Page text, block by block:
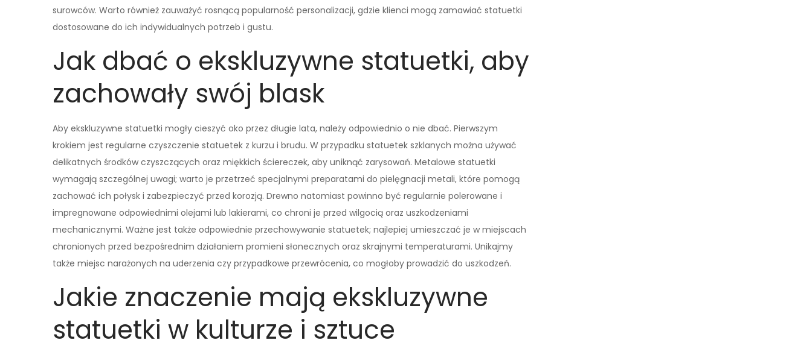
surowców. Warto również zauważyć rosnącą popularność personalizacji, gdzie klienci mogą zamawiać statuetki
dostosowane do ich indywidualnych potrzeb i gustu.
Jak dbać o ekskluzywne statuetki, aby
zachowały swój blask
Aby ekskluzywne statuetki mogły cieszyć oko przez długie lata, należy odpowiednio o nie dbać. Pierwszym
krokiem jest regularne czyszczenie statuetek z kurzu i brudu. W przypadku statuetek szklanych można używać
delikatnych środków czyszczących oraz miękkich ściereczek, aby uniknąć zarysowań. Metalowe statuetki
wymagają szczególnej uwagi; warto je przetrzeć specjalnymi preparatami do pielęgnacji metali, które pomogą
zachować ich połysk i zabezpieczyć przed korozją. Drewno natomiast powinno być regularnie polerowane i
impregnowane odpowiednimi olejami lub lakierami, co chroni je przed wilgocią oraz uszkodzeniami
mechanicznymi. Ważne jest także odpowiednie przechowywanie statuetek; najlepiej umieszczać je w miejscach
chronionych przed bezpośrednim działaniem promieni słonecznych oraz skrajnymi temperaturami. Unikajmy
także miejsc narażonych na uderzenia czy przypadkowe przewrócenia, co mogłoby prowadzić do uszkodzeń.
Jakie znaczenie mają ekskluzywne
statuetki w kulturze i sztuce